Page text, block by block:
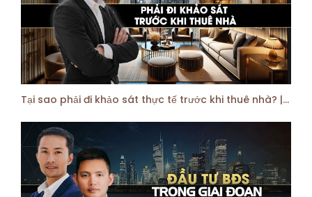
Tại sao phải đi khảo sát thực tế trước khi thuê nhà? | HVBDS